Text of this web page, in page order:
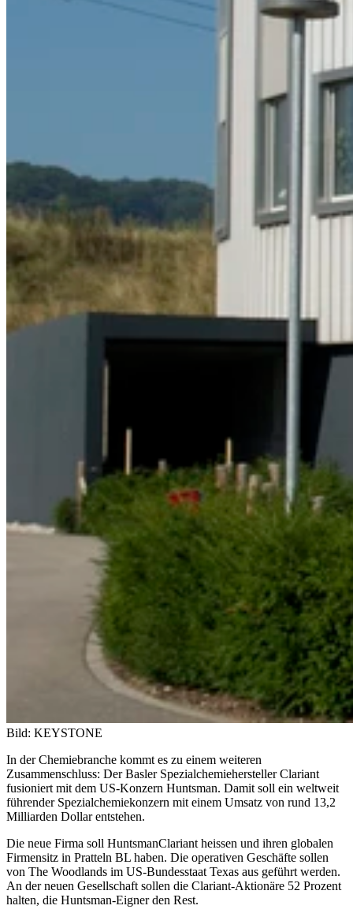
Bild: KEYSTONE
In der Chemiebranche kommt es zu einem weiteren
Zusammenschluss: Der Basler Spezialchemiehersteller Clariant
fusioniert mit dem US-Konzern Huntsman. Damit soll ein weltweit
führender Spezialchemiekonzern mit einem Umsatz von rund 13,2
Milliarden Dollar entstehen.
Die neue Firma soll HuntsmanClariant heissen und ihren globalen
Firmensitz in Pratteln BL haben. Die operativen Geschäfte sollen
von The Woodlands im US-Bundesstaat Texas aus geführt werden.
An der neuen Gesellschaft sollen die Clariant-Aktionäre 52 Prozent
halten, die Huntsman-Eigner den Rest.